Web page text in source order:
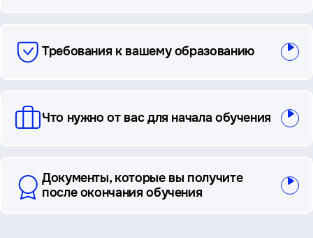
Требования к вашему образованию
Что нужно от вас для начала обучения
Документы, которые вы получите
после окончания обучения